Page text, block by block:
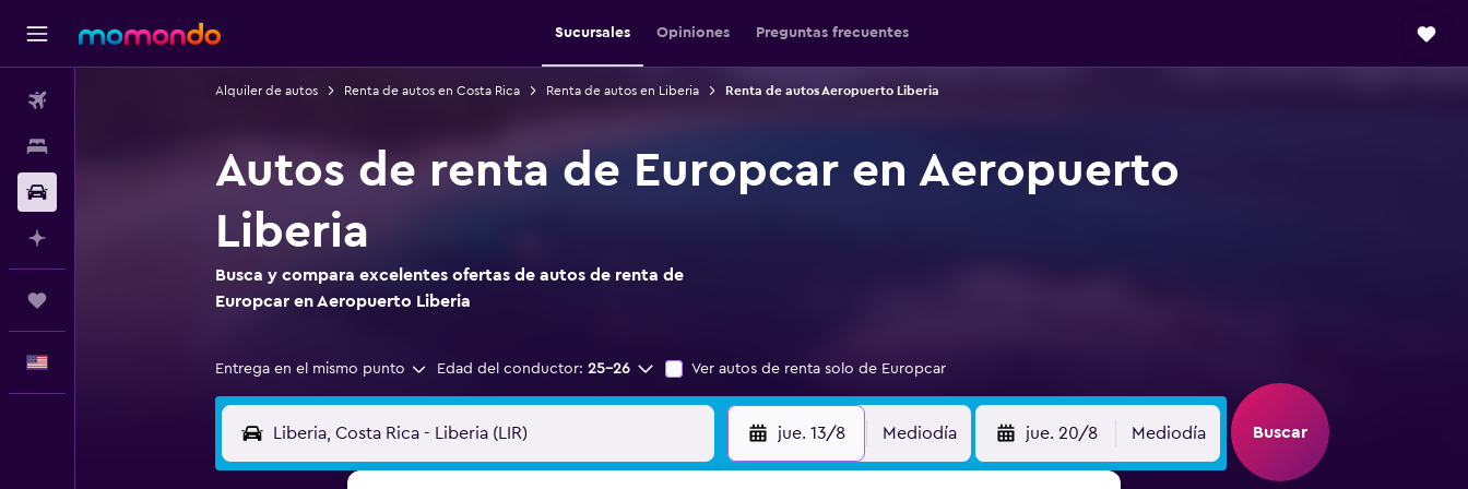
Sucursales Opiniones Preguntas frecuentes
Alquiler de autos Renta de autos en Costa Rica Renta de autos en Liberia Renta de autos Aeropuerto Liberia
Autos de renta de Europcar en Aeropuerto
Liberia
Busca y compara excelentes ofertas de autos de renta de
Europcar en Aeropuerto Liberia
Entrega en el mismo punto Edad del conductor: 25-26 Ver autos de renta solo de Europcar
jue. 13/8 Mediodía jue. 20/8 Mediodía Buscar